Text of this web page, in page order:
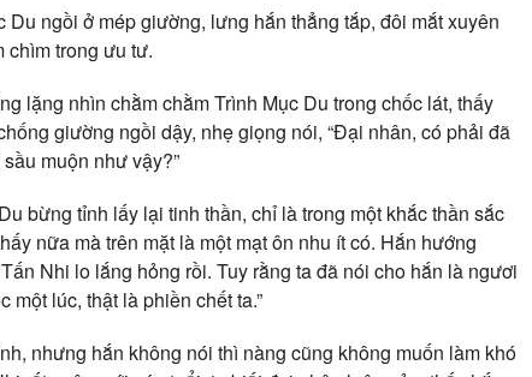
ngồi ở mép giường, lưng hắn thẳng tắp, đôi mắt xuyên
chìm trong ưu tư.
lặng nhìn chằm chằm Trình Mục Du trong chốc lát, thấy
giường ngồi dậy, nhẹ giọng nói, “Đại nhân, có phải đã
muộn như vậy?”
bừng tỉnh lấy lại tinh thần, chỉ là trong một khắc thần sắc
nữa mà trên mặt là một mạt ôn nhu ít có. Hắn hướng
Nhi lo lắng hỏng rồi. Tuy rằng ta đã nói cho hắn là ngươi
lúc, thật là phiền chết ta.”
nhưng hắn không nói thì nàng cũng không muốn làm khó